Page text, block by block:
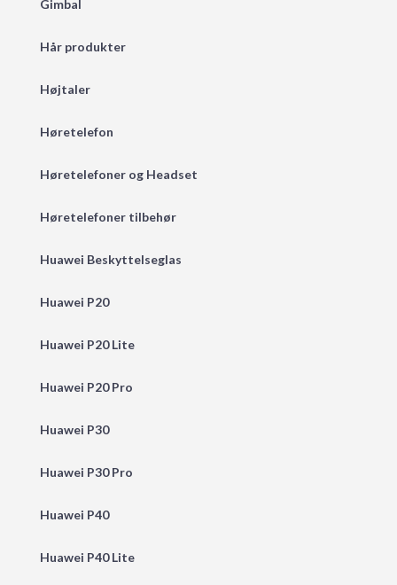
Gimbal
Hår produkter
Højtaler
Høretelefon
Høretelefoner og Headset
Høretelefoner tilbehør
Huawei Beskyttelseglas
Huawei P20
Huawei P20 Lite
Huawei P20 Pro
Huawei P30
Huawei P30 Pro
Huawei P40
Huawei P40 Lite